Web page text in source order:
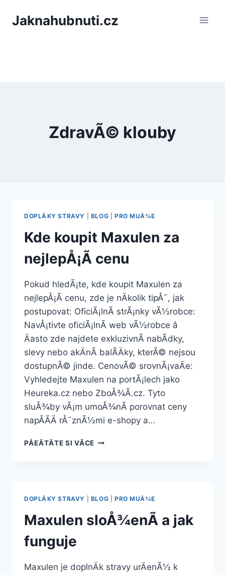
Jaknahubnuti.cz
ZdravÃ© klouby
DOPLÅKY STRAVY BLOG PRO MUÅ¾E
Kde koupit Maxulen za
nejlepÅ¡Ã­ cenu
Pokud hledÃ¡te, kde koupit Maxulen za
nejlepÅ¡Ã­ cenu, zde je nÄkolik tipÅ¯, jak
postupovat: OficiÃ¡lnÃ­ strÃ¡nky vÃ½robce:
NavÅ¡tivte oficiÃ¡lnÃ­ web vÃ½robce â
Äasto zde najdete exkluzivnÃ­ nabÃ­dky,
slevy nebo akÄnÃ­ balÃ­Äky, kterÃ© nejsou
dostupnÃ© jinde. CenovÃ© srovnÃ¡vaÄe:
Vyhledejte Maxulen na portÃ¡lech jako
Heureka.cz nebo ZboÅ¾Ã­.cz. Tyto
sluÅ¾by vÃ¡m umoÅ¾nÃ­ porovnat ceny
napÅÃ­Ä rÅ¯znÃ½mi e-shopy a…
PÅEÄTÄTE SI VÃ­CEKDE
CENU
DOPLÅKY STRAVY BLOG PRO MUÅ¾E
Maxulen sloÅ¾enÃ­ a jak
funguje
Maxulen je doplnÄk stravy urÄenÃ½ k